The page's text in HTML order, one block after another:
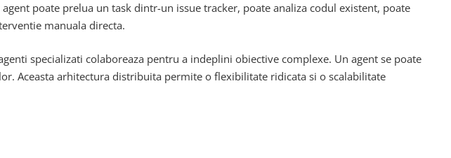
poate prelua un task dintr-un issue tracker, poate analiza codul existent, poate
manuala directa.
specializati colaboreaza pentru a indeplini obiective complexe. Un agent se poate
Aceasta arhitectura distribuita permite o flexibilitate ridicata si o scalabilitate